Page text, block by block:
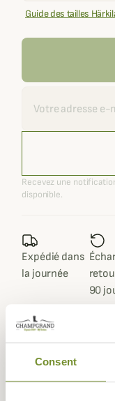
Consent
Guide des tailles
Recevez une
disponible.
Expédié dans
la journée
90